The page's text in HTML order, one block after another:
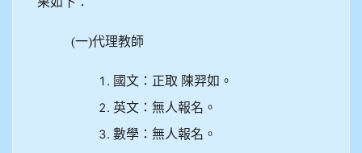
910呂芃澔(一)代理教師
國文：正取 陳羿如。
英文：無人報名。
數學：無人報名。